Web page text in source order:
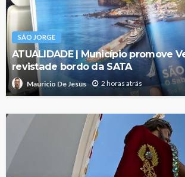
SÃO JORGE
ATUALIDADE | Município promove
revistade bordo da SATA
Mauricio De Jesus 2 horas atrás